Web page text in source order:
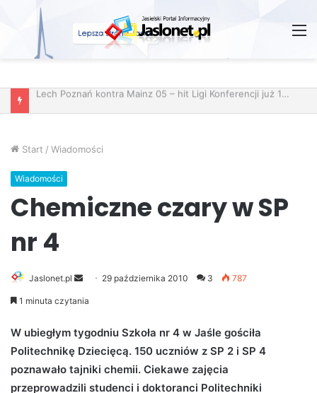
Start / Wiadomości
Wiadomości
Chemiczne czary w SP
nr 4
Jaslonet.pl
e
d
a
29 października 2010 3 787
1 minuta czytania
W ubiegłym tygodniu Szkoła nr 4 w Jaśle gościła
Politechnikę Dziecięcą. 150 uczniów z SP 2 i SP 4
poznawało tajniki chemii. Ciekawe zajęcia
przeprowadzili studenci i doktoranci Politechniki